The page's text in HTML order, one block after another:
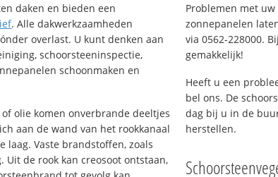
daken en bieden een
. Alle dakwerkzaamheden
overlast. U kunt denken aan
schoorsteeninspectie,
schoonmaken en
olie komen onverbrande deeltjes
aan de wand van het rookkanaal
laag. Vaste brandstoffen, zoals
Uit de rook kan creosoot ontstaan,
Problemen met
zonnepanelen
via 0562-228000.
gemakkelijk!
Heeft u een
bel ons. De
dag bij u in de
herstellen.